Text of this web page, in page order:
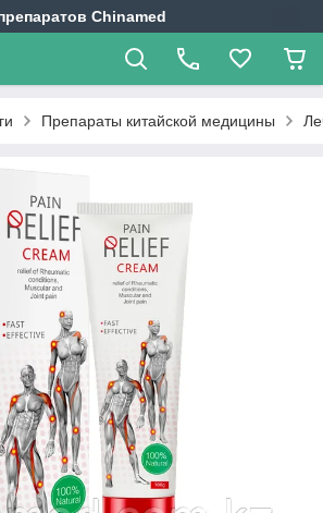
Chinamed
Препараты китайской медицины